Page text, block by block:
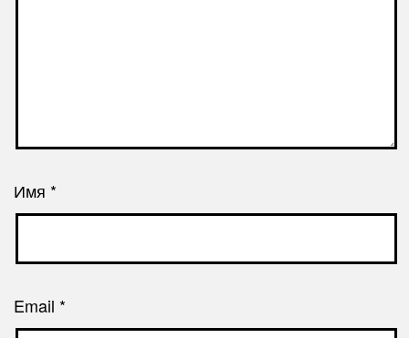
Имя *
Email *